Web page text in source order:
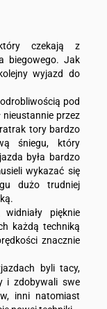
czekają z
biegowego. Jak
wyjazd do
pod
nieustannie przez
tory bardzo
śniegu, który
była bardzo
wykazać się
dużo trudniej
pięknie
każdą techniką
znacznie
byli tacy,
i zdobywali swe
inni natomiast